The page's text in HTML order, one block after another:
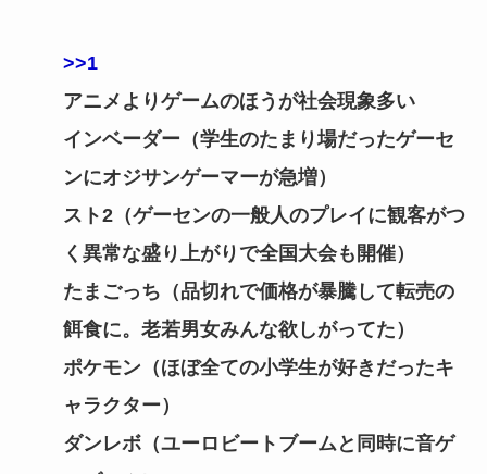
>>1
アニメよりゲームのほうが社会現象多い
インベーダー（学生のたまり場だったゲーセ
ンにオジサンゲーマーが急増）
スト2（ゲーセンの一般人のプレイに観客がつ
く異常な盛り上がりで全国大会も開催）
たまごっち（品切れで価格が暴騰して転売の
餌食に。老若男女みんな欲しがってた）
ポケモン（ほぼ全ての小学生が好きだったキ
ャラクター）
ダンレボ（ユーロビートブームと同時に音ゲ